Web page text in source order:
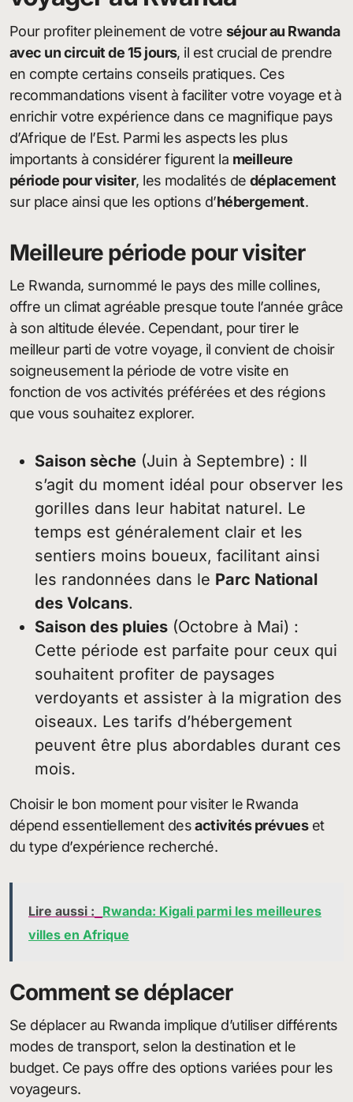
Pour profiter pleinement de votre séjour au Rwanda
avec un circuit de 15 jours, il est crucial de prendre
en compte certains conseils pratiques. Ces
recommandations visent à faciliter votre voyage et à
enrichir votre expérience dans ce magnifique pays
d’Afrique de l’Est. Parmi les aspects les plus
importants à considérer figurent la meilleure
période pour visiter, les modalités de déplacement
sur place ainsi que les options d’hébergement.
Meilleure période pour visiter
Le Rwanda, surnommé le pays des mille collines,
offre un climat agréable presque toute l’année grâce
à son altitude élevée. Cependant, pour tirer le
meilleur parti de votre voyage, il convient de choisir
soigneusement la période de votre visite en
fonction de vos activités préférées et des régions
que vous souhaitez explorer.
Saison sèche (Juin à Septembre) : Il
s’agit du moment idéal pour observer les
gorilles dans leur habitat naturel. Le
temps est généralement clair et les
sentiers moins boueux, facilitant ainsi
les randonnées dans le Parc National
des Volcans.
Saison des pluies (Octobre à Mai) :
Cette période est parfaite pour ceux qui
souhaitent profiter de paysages
verdoyants et assister à la migration des
oiseaux. Les tarifs d’hébergement
peuvent être plus abordables durant ces
mois.
Choisir le bon moment pour visiter le Rwanda
dépend essentiellement desactivités prévueset
du type d’expérience recherché.
Lire aussi : Rwanda: Kigali parmi les meilleures
villes en Afrique
Comment se déplacer
Se déplacer au Rwanda implique d’utiliser différents
modes de transport, selon la destination et le
budget. Ce pays offre des options variées pour les
voyageurs.